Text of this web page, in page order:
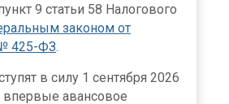
9 статьи 58 Налогового
законом от
425-ФЗ
в силу 1 сентября 2026
впервые авансовое